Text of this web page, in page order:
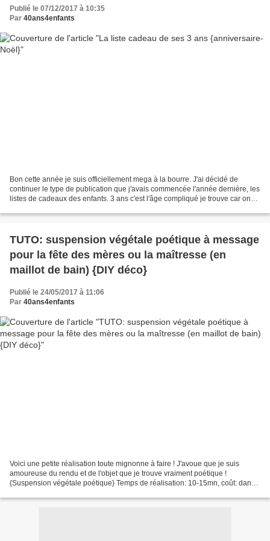
Publié le 07/12/2017 à 10:35
Par 40ans4enfants
Bon cette année je suis officiellement mega à la bourre. J'ai décidé de
continuer le type de publication que j'avais commencée l'année dernière, les
listes de cadeaux des enfants. 3 ans c'est l'âge compliqué je trouve car on
TUTO: suspension végétale poétique à message
pour la fête des mères ou la maîtresse (en
maillot de bain) {DIY déco}
Publié le 24/05/2017 à 11:06
Par 40ans4enfants
Voici une petite réalisation toute mignonne à faire ! J'avoue que je suis
amoureuse du rendu et de l'objet que je trouve vraiment poétique !
{Suspension végétale poétique} Temps de réalisation: 10-15mn, coût: dans